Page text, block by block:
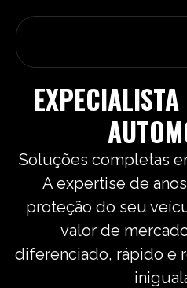
Soluções completas
A expertise de
proteção do seu
valor de
diferenciado, rápido e